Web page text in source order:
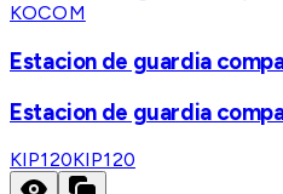
KOCOM
Estacion de guardia
Estacion de guardia
KIP120KIP120